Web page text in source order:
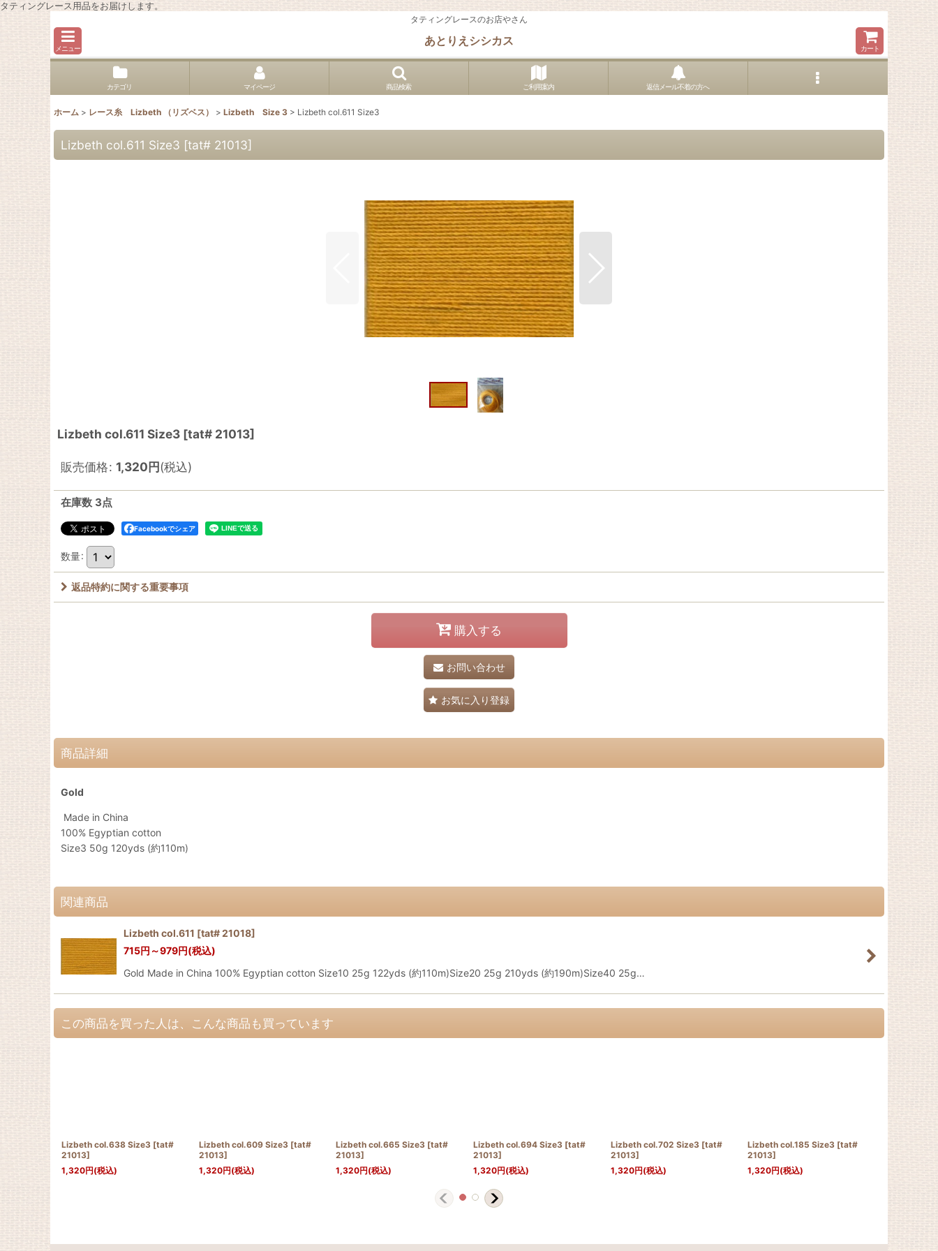
タティングレース用品をお届けします。
タティングレースのお店やさん
メニュー
あとりえシシカス
カート
カテゴリ マイページ 商品検索 ご利用案内 返信メール不着の方へ
ホーム > レース糸 Lizbeth （リズベス） > Lizbeth Size 3 > Lizbeth col.611 Size3
Lizbeth col.611 Size3 [tat# 21013]
Lizbeth col.611 Size3 [tat# 21013]
販売価格: 1,320円(税込)
在庫数 3点
Facebookでシェア
数量:
返品特約に関する重要事項
購入する
お問い合わせ
お気に入り登録
商品詳細
Gold
Made in China
100% Egyptian cotton
Size3 50g 120yds (約110m)
関連商品
Lizbeth col.611 [tat# 21018]
715円 ～979円(税込)
Gold Made in China 100% Egyptian cotton Size10 25g 122yds (約110m)Size20 25g 210yds (約190m)Size40 25g…
この商品を買った人は、こんな商品も買っています
Lizbeth col.638 Size3 [tat#
21013]
1,320円(税込)
Lizbeth col.609 Size3 [tat#
21013]
1,320円(税込)
Lizbeth col.665 Size3 [tat#
21013]
1,320円(税込)
Lizbeth col.694 Size3 [tat#
21013]
1,320円(税込)
Lizbeth col.702 Size3 [tat#
21013]
1,320円(税込)
Lizbeth col.185 Size3 [tat#
21013]
1,320円(税込)